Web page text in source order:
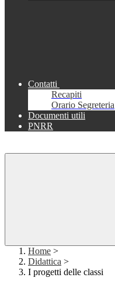
Contatti
Recapiti
Orario Segreteria
Documenti utili
PNRR
Home >
Didattica >
I progetti delle classi